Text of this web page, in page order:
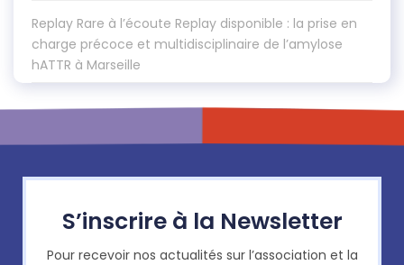
Replay Rare à l’écoute Replay disponible : la prise en
charge précoce et multidisciplinaire de l’amylose
hATTR à Marseille
S’inscrire à la Newsletter
Pour recevoir nos actualités sur l’association et la